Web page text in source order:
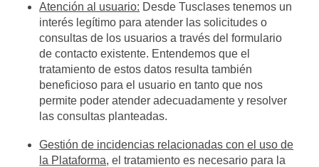
Atención al usuario: Desde Tusclases tenemos un
interés legítimo para atender las solicitudes o
consultas de los usuarios a través del formulario
de contacto existente. Entendemos que el
tratamiento de estos datos resulta también
beneficioso para el usuario en tanto que nos
permite poder atender adecuadamente y resolver
las consultas planteadas.
Gestión de incidencias relacionadas con el uso de
la Plataforma, el tratamiento es necesario para la